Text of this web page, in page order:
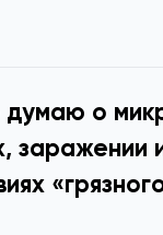
думаю о
заражении